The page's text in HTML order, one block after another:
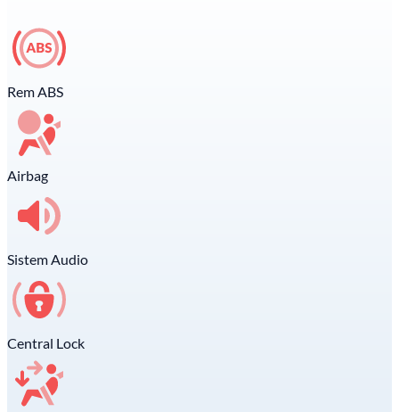
Rem ABS
Airbag
Sistem Audio
Central Lock